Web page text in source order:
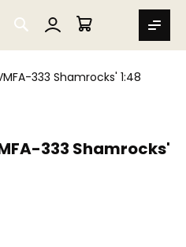
SEARCH
MIN VARUKORG
333 Shamrocks' 1:48
333 Shamrocks'